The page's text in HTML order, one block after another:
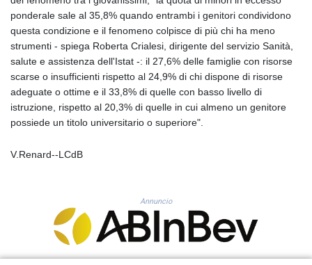
KWD 0.356853
KYD 0.963346
KZT 541.784389
LAK 26108.437325
LBP
103531.946431
LKR 387.745291
LRD 209.896866
LSL 18.648909
MDL 20.102303
MGA 4982.944983
MKD 61.70777
ponderale sale al 35,8% quando entrambi i genitori condividono
questa condizione e il fenomeno colpisce di più chi ha meno
strumenti - spiega Roberta Crialesi, dirigente del servizio Sanità,
salute e assistenza dell'Istat -: il 27,6% delle famiglie con risorse
scarse o insufficienti rispetto al 24,9% di chi dispone di risorse
adeguate o ottime e il 33,8% di quelle con basso livello di
istruzione, rispetto al 20,3% di quelle in cui almeno un genitore
possiede un titolo universitario o superiore".
V.Renard--LCdB
Annuncio